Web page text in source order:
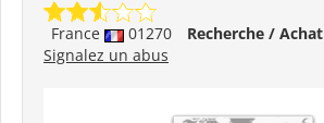
France 01270
Recherche / Achat
Signalez un abus